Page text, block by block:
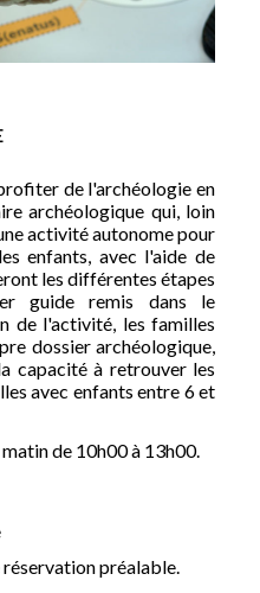
de l'archéologie en
archéologique qui, loin
activité autonome pour
enfants, avec l'aide de
les différentes étapes
guide remis dans le
de l'activité, les familles
dossier archéologique,
capacité à retrouver les
avec enfants entre 6 et
de 10h00 à 13h00.
réservation préalable.